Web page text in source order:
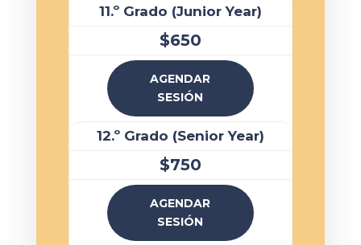
11.º Grado (Junior Year)
$650
AGENDAR
SESIÓN
12.º Grado (Senior Year)
$750
AGENDAR
SESIÓN